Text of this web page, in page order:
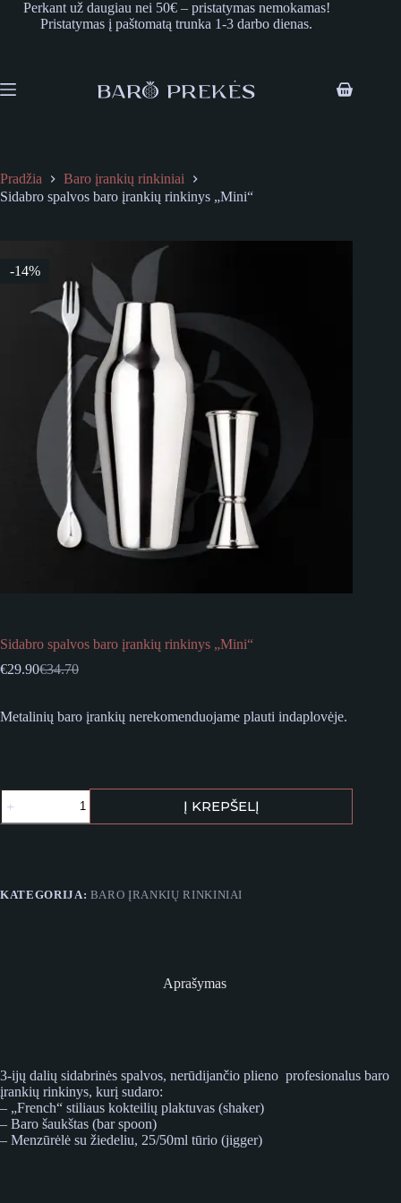
SkipPerkant už daugiau nei 50€ – pristatymas nemokamas!
Pristatymas į paštomatą trunka 1-3 darbo dienas.
Shopping
Pradžia
Baro įrankių rinkiniai
Sidabro spalvos baro įrankių rinkinys „Mini“
-14%
Sidabro spalvos baro įrankių rinkinys „Mini“
€34.70
Original
€34.70.
€29.90Current
€29.90.
Metalinių baro įrankių nerekomenduojame plauti indaplovėje.
produkto
kiekis:
Sidabro
„Mini“
Į KREPŠELĮ
KATEGORIJA: BARO ĮRANKIŲ RINKINIAI
Aprašymas
3-ijų dalių sidabrinės spalvos, nerūdijančio plieno profesionalus baro
įrankių rinkinys, kurį sudaro:
– „French“ stiliaus kokteilių plaktuvas (shaker)
– Baro šaukštas (bar spoon)
– Menzūrėlė su žiedeliu, 25/50ml tūrio (jigger)